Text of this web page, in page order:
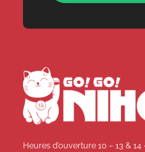
Heures d’ouverture 10 – 13 & 14